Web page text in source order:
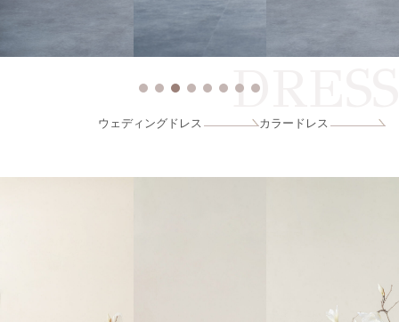
DRESS
ウェディングドレス カラードレス